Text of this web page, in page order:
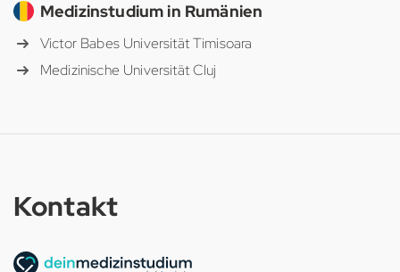
Medizinstudium in Rumänien
Victor Babes Universität Timisoara
Medizinische Universität Cluj
Kontakt